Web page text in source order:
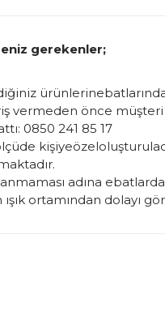
gerekenler;
vermeden önce
0850 241 85 17
adına
ortamından dolayı